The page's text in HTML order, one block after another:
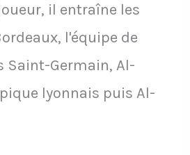
il entraîne les
l'équipe de
Saint-Germain, Al-
lyonnais puis Al-